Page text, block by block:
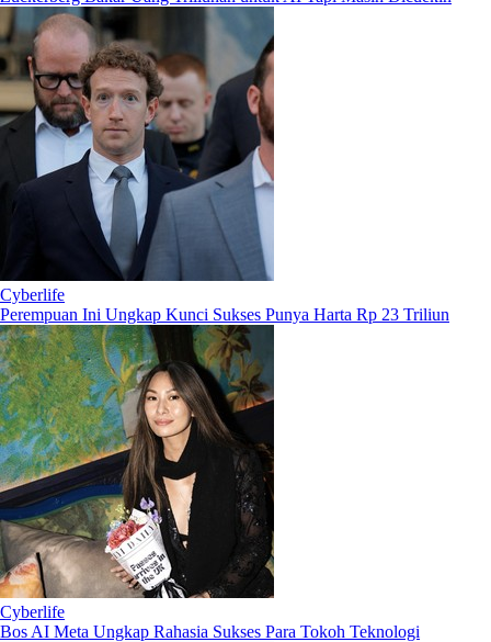
Cyberlife
Perempuan Ini Ungkap Kunci Sukses Punya Harta Rp 23 Triliun
Cyberlife
Bos AI Meta Ungkap Rahasia Sukses Para Tokoh Teknologi